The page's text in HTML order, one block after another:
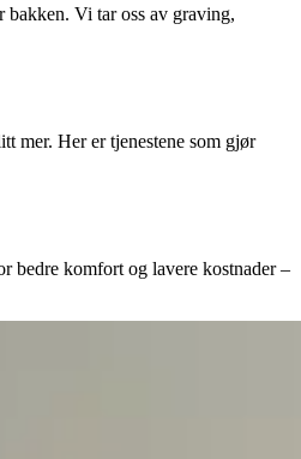
bakken. Vi tar oss av graving,
mer. Her er tjenestene som gjør
bedre komfort og lavere kostnader –